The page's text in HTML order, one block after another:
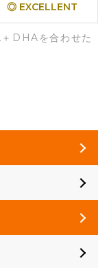
◎ EXCELLENT
DHAを合わせた